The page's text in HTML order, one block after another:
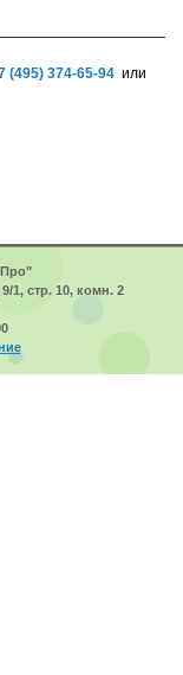
(495) 374-65-94 или
1, стр. 10, комн. 2